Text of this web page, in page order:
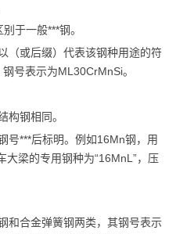
于一般***钢。
（或后缀）代表该钢种用途的符
号表示为ML30CrMnSi。
钢相同。
***后标明。例如16Mn钢，用
大梁的专用钢种为“16MnL”，压
和合金弹簧钢两类，其钢号表示